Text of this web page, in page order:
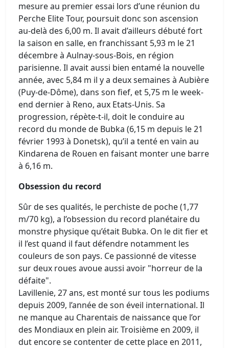
mesure au premier essai lors d’une réunion du
Perche Elite Tour, poursuit donc son ascension
au-delà des 6,00 m. Il avait d’ailleurs débuté fort
la saison en salle, en franchissant 5,93 m le 21
décembre à Aulnay-sous-Bois, en région
parisienne. Il avait aussi bien entamé la nouvelle
année, avec 5,84 m il y a deux semaines à Aubière
(Puy-de-Dôme), dans son fief, et 5,75 m le week-
end dernier à Reno, aux Etats-Unis. Sa
progression, répète-t-il, doit le conduire au
record du monde de Bubka (6,15 m depuis le 21
février 1993 à Donetsk), qu’il a tenté en vain au
Kindarena de Rouen en faisant monter une barre
à 6,16 m.
Obsession du record
Sûr de ses qualités, le perchiste de poche (1,77
m/70 kg), a l’obsession du record planétaire du
monstre physique qu’était Bubka. On le dit fier et
il l’est quand il faut défendre notamment les
couleurs de son pays. Ce passionné de vitesse
sur deux roues avoue aussi avoir "horreur de la
défaite".
Lavillenie, 27 ans, est monté sur tous les podiums
depuis 2009, l’année de son éveil international. Il
ne manque au Charentais de naissance que l’or
des Mondiaux en plein air. Troisième en 2009, il
dut encore se contenter de cette place en 2011,